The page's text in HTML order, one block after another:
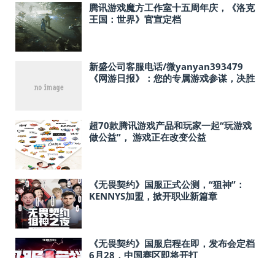
腾讯游戏魔方工作室十五周年庆，《洛克
王国：世界》官宣定档
新盛公司客服电话/微yanyan393479
《网游日报》：您的专属游戏参谋，决胜
超70款腾讯游戏产品和玩家一起“玩游戏
做公益”， 游戏正在改变公益
《无畏契约》国服正式公测，“狙神”：
KENNYS加盟，掀开职业新篇章
《无畏契约》国服启程在即，发布会定档
6月28，中国赛区即将开打